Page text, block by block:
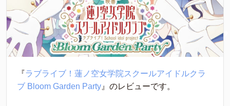
『ラブライブ！蓮ノ空女学院スクールアイドルクラ
ブ Bloom Garden Party 』のレビューです。